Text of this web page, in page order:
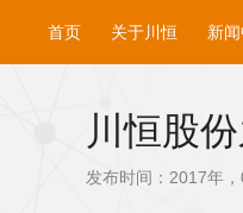
首页 关于川恒 新
川恒股
发布时间：2017年